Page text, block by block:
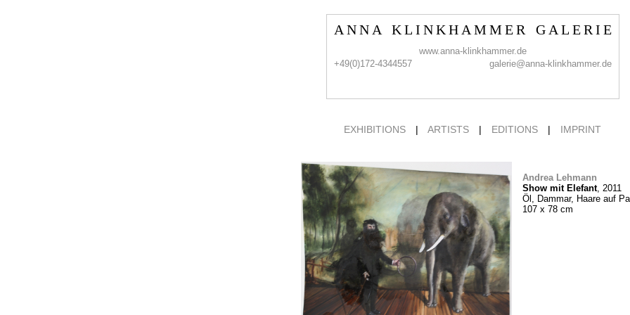
A N N A K L I N K H A M M E R G A L E R I E
www.anna-klinkhammer.de
+49(0)172-4344557
galerie@anna-klinkhammer.de
EXHIBITIONS | ARTISTS | EDITIONS | IMPRINT
Andrea Lehmann
Show mit Elefant, 2011
Öl, Dammar, Haare auf
107 x 78 cm